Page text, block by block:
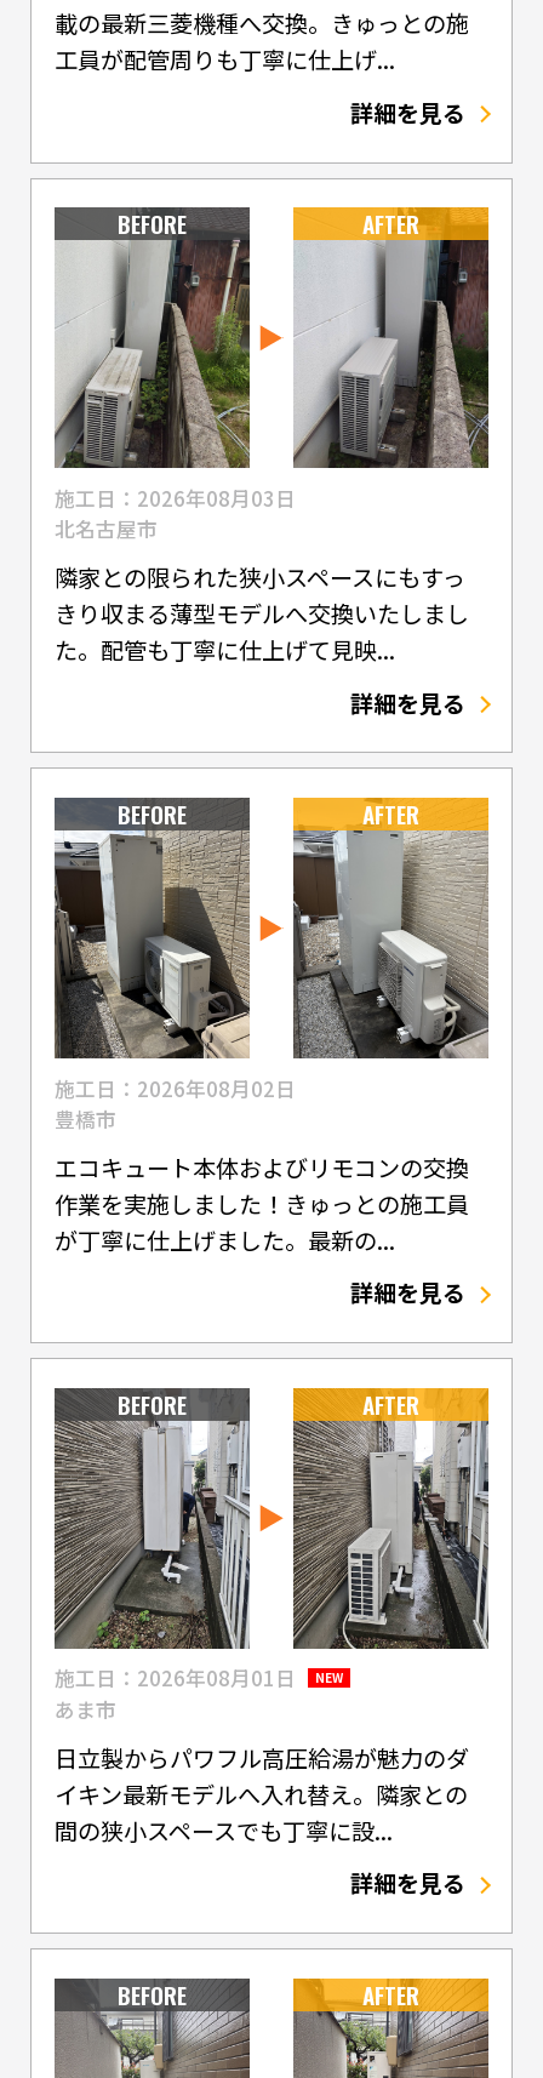
載の最新三菱機種へ交換。きゅっとの施
工員が配管周りも丁寧に仕上げ...
詳細を見る
BEFORE AFTER
施工日：2026年08月03日
北名古屋市
隣家との限られた狭小スペースにもすっ
きり収まる薄型モデルへ交換いたしまし
た。配管も丁寧に仕上げて見映...
詳細を見る
BEFORE AFTER
施工日：2026年08月02日
豊橋市
エコキュート本体およびリモコンの交換
作業を実施しました！きゅっとの施工員
が丁寧に仕上げました。最新の...
詳細を見る
BEFORE AFTER
施工日：2026年08月01日 NEW
あま市
日立製からパワフル高圧給湯が魅力のダ
イキン最新モデルへ入れ替え。隣家との
間の狭小スペースでも丁寧に設...
詳細を見る
BEFORE AFTER